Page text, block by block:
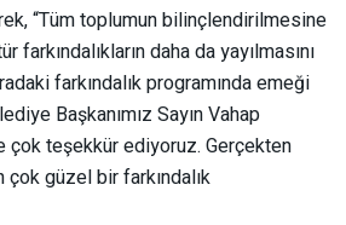
“Tüm toplumun bilinçlendirilmesine
daha da yayılmasını
farkındalık programında emeği
Başkanımız Sayın Vahap
çok teşekkür ediyoruz. Gerçekten
çok güzel bir farkındalık